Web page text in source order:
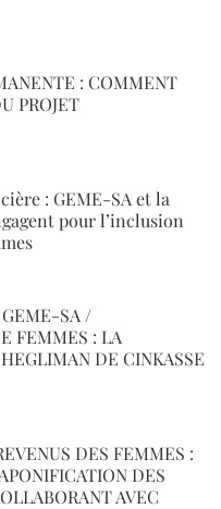
: COMMENT
PROJET
: GEME-SA et la
pour l’inclusion
SA /
FEMMES : LA
DE CINKASSE
DES FEMMES :
DES
AVEC